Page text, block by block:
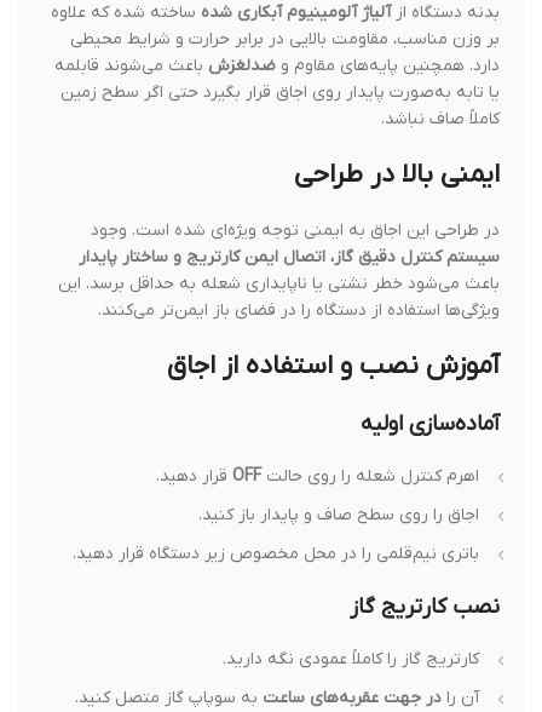
بدنه دستگاه ازآلیاژ آلومینیوم آبکاری شده ساخته شده که علاوه
بر وزن مناسب، مقاومت بالایی در برابر حرارت و شرایط محیطی
دارد. همچنین پایه‌های مقاوم وضدلغزشباعث می‌شوند قابلمه
یا تابه به‌صورت پایدار روی اجاق قرار بگیرد حتی اگر سطح زمین
کاملاً صاف نباشد.
ایمنی بالا در طراحی
در طراحی این اجاق به ایمنی توجه ویژه‌ای شده است. وجود
سیستم کنترل دقیق گاز، اتصال ایمن کارتریج و ساختار پایدار
باعث می‌شود خطر نشتی یا ناپایداری شعله به حداقل برسد. این
ویژگی‌ها استفاده از دستگاه را در فضای باز ایمن‌تر می‌کنند.
آموزش نصب و استفاده از اجاق
آماده‌سازی اولیه
اهرم کنترل شعله را روی حالتOFF قرار دهید.
اجاق را روی سطح صاف و پایدار باز کنید.
باتری نیم‌قلمی را در محل مخصوص زیر دستگاه قرار دهید.
نصب کارتریج گاز
کارتریج گاز را کاملاً عمودی نگه دارید.
آن رادر جهت عقربه‌های ساعتبه سوپاپ گاز متصل کنید.